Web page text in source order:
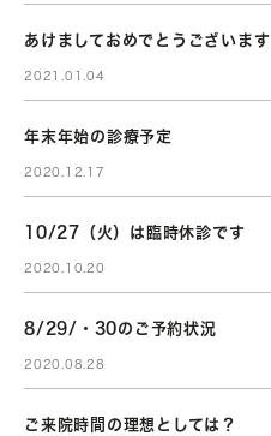
あけましておめでとうございます
2021.01.04
年末年始の診療予定
2020.12.17
10/27（火）は臨時休診です
2020.10.20
8/29/・30のご予約状況
2020.08.28
ご来院時間の理想としては？